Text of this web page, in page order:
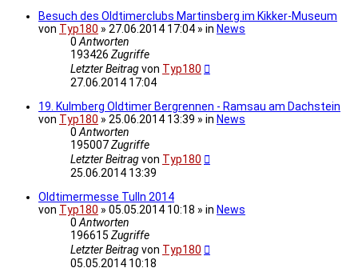
Besuch des Oldtimerclubs Martinsberg im Kikker-Museum
von Typ180 » 27.06.2014 17:04 » in News
0Antworten
193426 Zugriffe
Letzter Beitragvon Typ180
27.06.2014 17:04
19. Kulmberg Oldtimer Bergrennen - Ramsau am Dachstein
von Typ180 » 25.06.2014 13:39 » in News
0Antworten
195007Zugriffe
Letzter Beitragvon Typ180
25.06.2014 13:39
Oldtimermesse Tulln 2014
von Typ180 » 05.05.2014 10:18 » in News
0Antworten
196615 Zugriffe
Letzter Beitragvon Typ180
05.05.2014 10:18